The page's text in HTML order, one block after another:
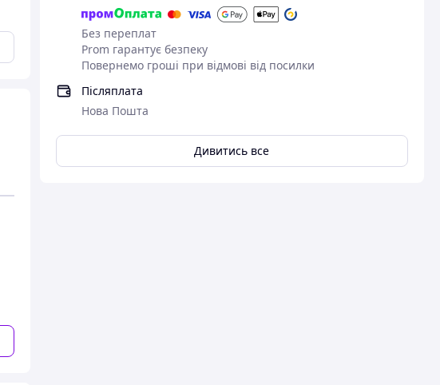
Без переплат
Prom гарантує безпеку
Повернемо гроші при відмові від посилки
Післяплата
Нова Пошта
Дивитись все